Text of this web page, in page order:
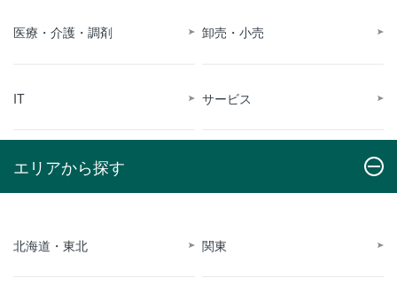
医療・介護・調剤 卸売・小売
IT サービス
エリアから探す
北海道・東北 関東